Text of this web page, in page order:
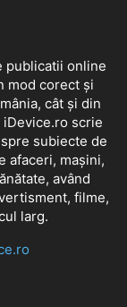
publicatii online
mod corect și
cât și din
iDevice.ro scrie
subiecte de
afaceri, mașini,
având
filme,
larg.